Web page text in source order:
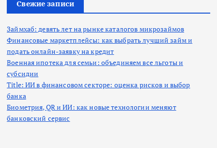
Свежие записи
Займхаб: девять лет на рынке каталогов микрозаймов
Финансовые маркетплейсы: как выбрать лучший займ и
подать онлайн-заявку на кредит
Военная ипотека для семьи: объединяем все льготы и
субсидии
Title: ИИ в финансовом секторе: оценка рисков и выбор
банка
Биометрия, QR и ИИ: как новые технологии меняют
банковский сервис